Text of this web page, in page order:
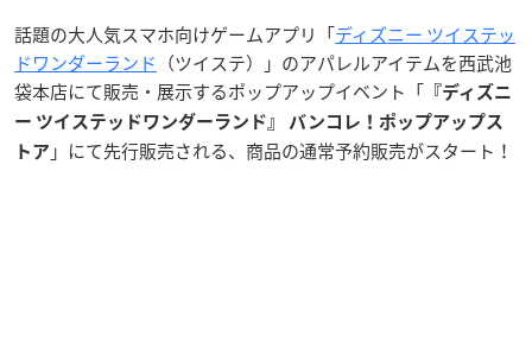
話題の大人気スマホ向けゲームアプリ「ディズニー ツイステッ
ドワンダーランド （ツイステ）」のアパレルアイテムを西武池
袋本店にて販売・展示するポップアップイベント「 『ディズニ
ー ツイステッドワンダーランド』 バンコレ！ポップアップス
トア 」にて先行販売される、商品の通常予約販売がスタート！